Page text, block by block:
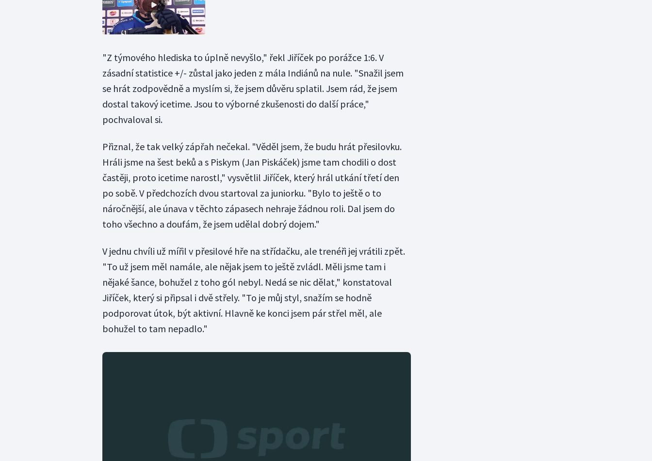
"Z týmového hlediska to úplně nevyšlo," řekl Jiříček po porážce 1:6. V
zásadní statistice +/- zůstal jako jeden z mála Indiánů na nule. "Snažil jsem
se hrát zodpovědně a myslím si, že jsem důvěru splatil. Jsem rád, že jsem
dostal takový icetime. Jsou to výborné zkušenosti do další práce,"
pochvaloval si.
Přiznal, že tak velký zápřah nečekal. "Věděl jsem, že budu hrát přesilovku.
Hráli jsme na šest beků a s Piskym (Jan Piskáček) jsme tam chodili o dost
častěji, proto icetime narostl," vysvětlil Jiříček, který hrál utkání třetí den
po sobě. V předchozích dvou startoval za juniorku. "Bylo to ještě o to
náročnější, ale únava v těchto zápasech nehraje žádnou roli. Dal jsem do
toho všechno a doufám, že jsem udělal dobrý dojem."
V jednu chvíli už mířil v přesilové hře na střídačku, ale trenéři jej vrátili zpět.
"To už jsem měl namále, ale nějak jsem to ještě zvládl. Měli jsme tam i
nějaké šance, bohužel z toho gól nebyl. Nedá se nic dělat," konstatoval
Jiříček, který si připsal i dvě střely. "To je můj styl, snažím se hodně
podporovat útok, být aktivní. Hlavně ke konci jsem pár střel měl, ale
bohužel to tam nepadlo."